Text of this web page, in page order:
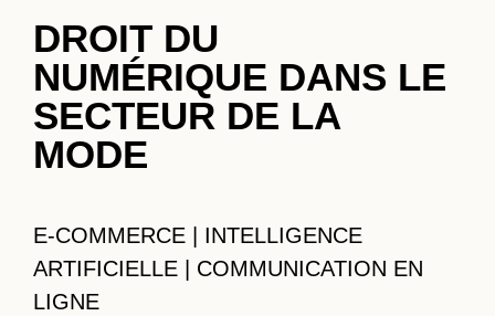
DROIT DU
NUMÉRIQUE DANS LE
SECTEUR DE LA
MODE
E-COMMERCE | INTELLIGENCE
ARTIFICIELLE | COMMUNICATION EN
LIGNE